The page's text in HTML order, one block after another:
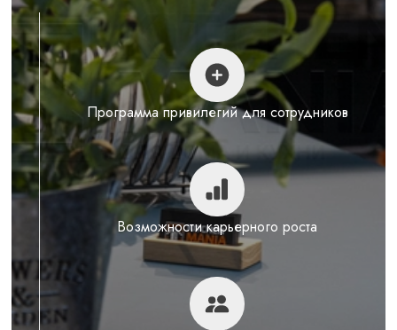
Программа привилегий для сотрудников
Возможности карьерного роста